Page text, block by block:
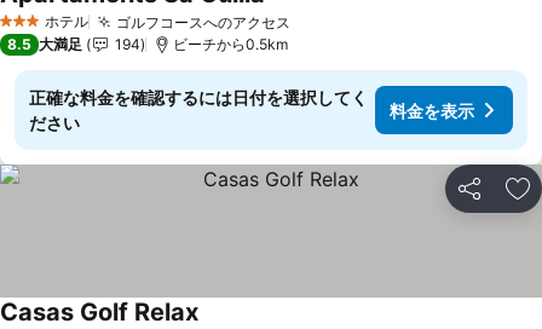
3 ホテルのランク
ホテル ゴルフコースへのアクセス
8.5 大満足 194 ビーチから0.5km
正確な料金を確認するには日付を選択してく
ださい
料金を表示
シェア お
Casas Golf Relax